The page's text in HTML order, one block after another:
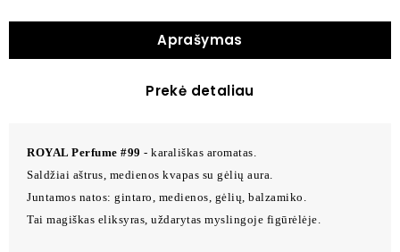
Aprašymas
Prekė detaliau
ROYAL Perfume #99 - karališkas aromatas.
Saldžiai aštrus, medienos kvapas su gėlių aura.
Juntamos natos: gintaro, medienos, gėlių, balzamiko.
Tai magiškas eliksyras, uždarytas myslingoje figūrėlėje.